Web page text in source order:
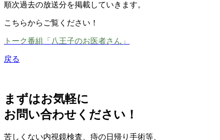
順次過去の放送分を掲載していきます。
こちらからご覧ください！
トーク番組「八王子のお医者さん」
戻る
まずはお気軽に
お問い合わせください！
苦しくない内視鏡検査、痔の日帰り手術等、